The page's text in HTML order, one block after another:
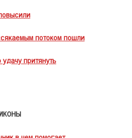
потоком пошли
притянуть